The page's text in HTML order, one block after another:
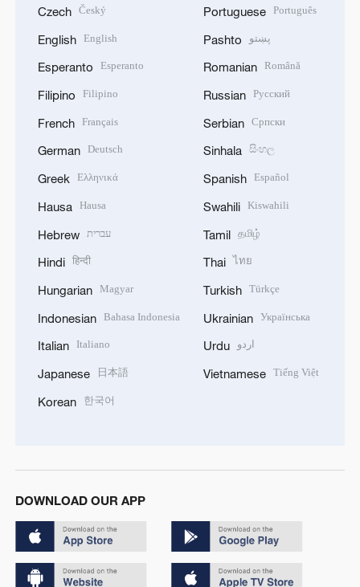
Czech Český
English English
Esperanto Esperanto
Filipino Filipino
French Français
German Deutsch
Greek Ελληνικά
Hausa Hausa
Hebrew עברית
Hindi हिन्दी
Hungarian Magyar
Indonesian Bahasa Indonesia
Italian Italiano
Japanese 日本語
Korean 한국어
Portuguese Português
Pashto پښتو
Romanian Română
Russian Русский
Serbian Српски
Sinhala සිංහල
Spanish Español
Swahili Kiswahili
Tamil தமிழ்
Thai ไทย
Turkish Türkçe
Ukrainian Українська
Urdu اردو
Vietnamese Tiếng Việt
DOWNLOAD OUR APP